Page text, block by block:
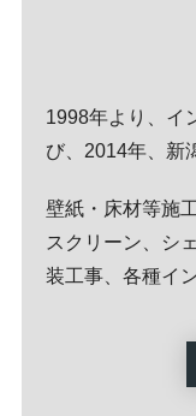
1998年より、イ
び、2014年、新
壁紙・床材等施
スクリーン、シ
装工事、各種イ